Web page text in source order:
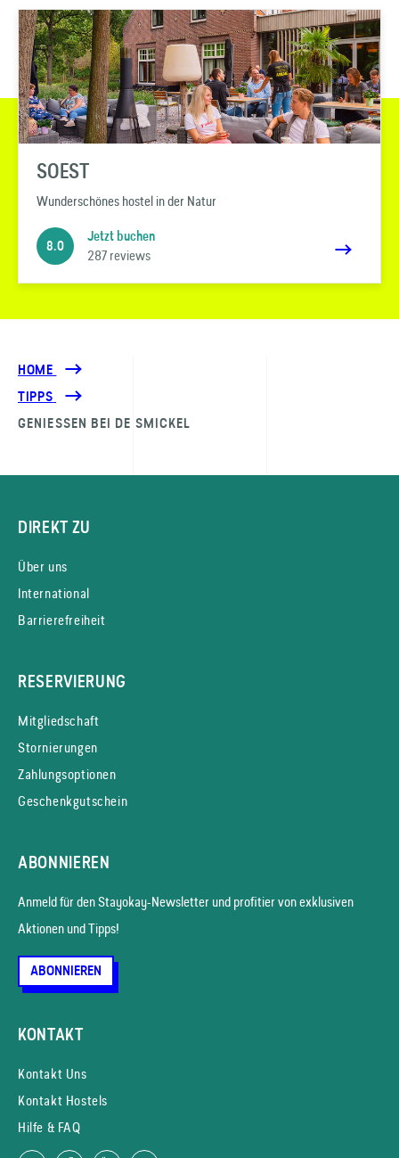
SOEST
Wunderschönes hostel in der Natur
8.0
Jetzt buchen
287 reviews
HOME
TIPPS
GENIESSEN BEI DE SMICKEL
DIREKT ZU
Über uns
International
Barrierefreiheit
RESERVIERUNG
Mitgliedschaft
Stornierungen
Zahlungsoptionen
Geschenkgutschein
ABONNIEREN
Anmeld für den Stayokay-News­letter und profitier von exklusiven
Aktionen und Tipps!
ABONNIEREN
KONTAKT
Kontakt Uns
Kontakt Hostels
Hilfe & FAQ